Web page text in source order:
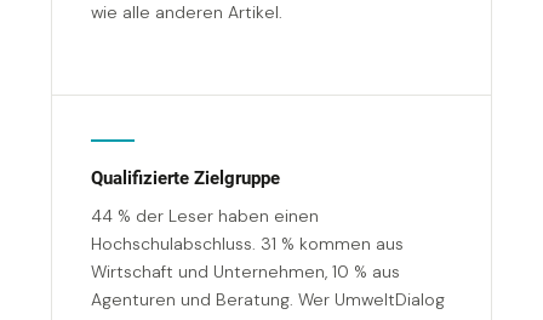
wie alle anderen Artikel.
Qualifizierte Zielgruppe
44 % der Leser haben einen
Hochschulabschluss. 31 % kommen aus
Wirtschaft und Unternehmen, 10 % aus
Agenturen und Beratung. Wer UmweltDialog